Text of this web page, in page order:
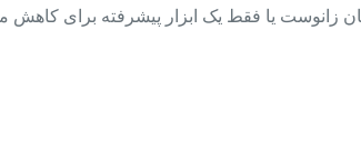
زانوست یا فقط یک ابزار پیشرفته برای